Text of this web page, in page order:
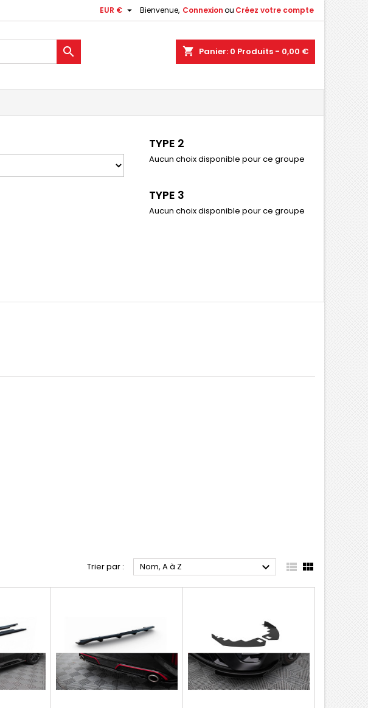
Bienvenue, Connexionou Créez votre compte
EUR € 
shopping_cart Panier: 0 Produits - 0,00 €

TYPE 2
Aucun choix disponible pour ce groupe
TYPE 3
Aucun choix disponible pour ce groupe
Trier par : Nom, A à Z   